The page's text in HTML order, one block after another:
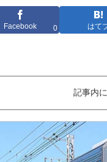
Facebook 0 はて
記事内